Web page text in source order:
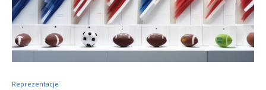
Reprezentacje